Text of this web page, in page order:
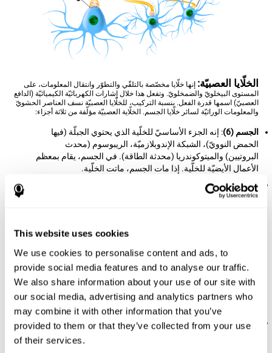
This website uses cookies
We use cookies to personalise content and ads, to
provide social media features and to analyse our traffic.
We also share information about your use of our site with
our social media, advertising and analytics partners who
may combine it with other information that you’ve
provided to them or that they’ve collected from your use
of their services.
الخلّايا العصبيّة: إنها خلّايا مخصّصة بالتلقّي والتطوّر وانتقال المعلومات، على
المستوى البيخلويّ والضمخلويّ. وتفعل هذا خلال إشارات الكهربائيّة الكيميائيّة (الدافع
العصبيّ) اسمها قدرة الفعل. بنسبة التركيب، للخلّايا العصبيّة نسف العناصر الحشويّ
والمعلومات الوراثيّة لسائر خلّايا الجسم. الخلّاية العصبيّة مؤلّفة من ثلاثة أجزاء:
الجسم (6)
: إنه الجزء الأساسيّ للخلّية الذي يحتوي الجبلّة (فيها
الحمض النوويّ)، الشبكة الإندوبلازميّة، الريبوسوم (محدث
البروتيين) والميتوكوندريا (محدثة الطاقة). في الجسم، يقام بمعظم
الأعمال الأيضيّة للخلّية. إذا مات الجسم، ماتت الخلّية.
المحاور العصبيّة (3)
ومنها طويلة جدّا (أكثر من متر واحد، وهي للأعصاب المحيطيّة عادة،
(لاسيّما الخلّايا العصبيّة المحرّكة والحواسّيّة) مغطّية بطبقة النخاعين
(4) التي تخفّف وتسهّل انتقال المعلومات. إذا احتوى المحاور
العصبيّة نخاعين كثير، وصل السائل العصبيّ أقوى.الخلّايا العصبيّة
بأكثر نخاعين هي الخلّايا المحيطيّة (الخلّايا العصبيّة المحرّكة
والحواسّيّة) وتجري المعلومات فيها بطرق أطول.
الزوائد الشجريّة: هي أطراف عصبيّة تخرج من الجسم الخلويّ
وتتفرّع بشكل الشجر. تكوّن الزوائد الشجريّة العنصر الرائسيّ
لوصول المعلومات (العنصر بعد الاشتباك) وهي تسمح الاتصال بين